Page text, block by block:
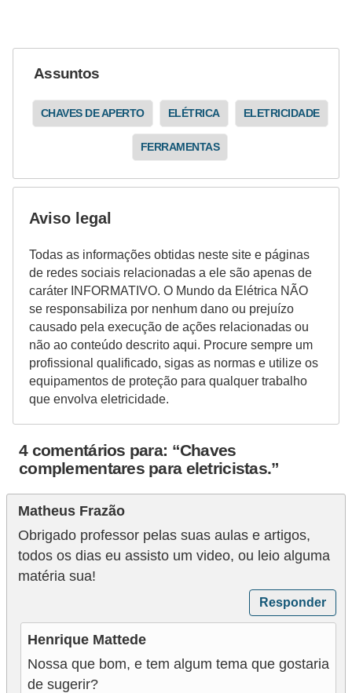
Assuntos
CHAVES DE APERTO ELÉTRICA ELETRICIDADE
FERRAMENTAS
Aviso legal
Todas as informações obtidas neste site e páginas
de redes sociais relacionadas a ele são apenas de
caráter INFORMATIVO. O Mundo da Elétrica NÃO
se responsabiliza por nenhum dano ou prejuízo
causado pela execução de ações relacionadas ou
não ao conteúdo descrito aqui. Procure sempre um
profissional qualificado, sigas as normas e utilize os
equipamentos de proteção para qualquer trabalho
que envolva eletricidade.
4 comentários para: “Chaves
complementares para eletricistas.”
Matheus Frazão
Obrigado professor pelas suas aulas e artigos,
todos os dias eu assisto um video, ou leio alguma
matéria sua!
Responder
Henrique Mattede
Nossa que bom, e tem algum tema que gostaria
de sugerir?